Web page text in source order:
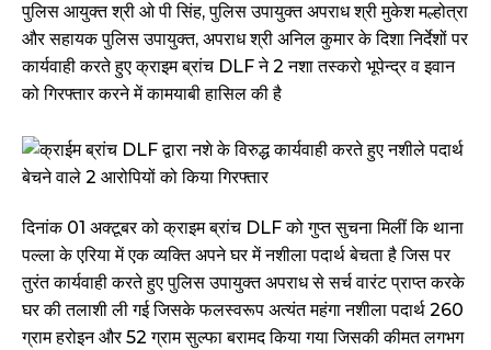
पुलिस आयुक्त श्री ओ पी सिंह, पुलिस उपायुक्त अपराध श्री मुकेश मल्होत्रा
और सहायक पुलिस उपायुक्त, अपराध श्री अनिल कुमार के दिशा निर्देशों पर
कार्यवाही करते हुए क्राइम ब्रांच DLF ने 2 नशा तस्करो भूपेन्द्र व इवान
को गिरफ्तार करने में कामयाबी हासिल की है
दिनांक 01 अक्टूबर को क्राइम ब्रांच DLF को गुप्त सुचना मिलीं कि थाना
पल्ला के एरिया में एक व्यक्ति अपने घर में नशीला पदार्थ बेचता है जिस पर
तुरंत कार्यवाही करते हुए पुलिस उपायुक्त अपराध से सर्च वारंट प्राप्त करके
घर की तलाशी ली गई जिसके फलस्वरूप अत्यंत महंगा नशीला पदार्थ 260
ग्राम हरोइन और 52 ग्राम सुल्फा बरामद किया गया जिसकी कीमत लगभग